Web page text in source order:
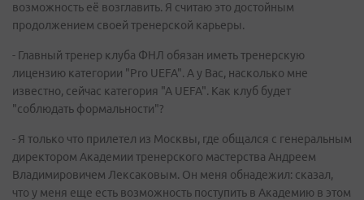
возможность её возглавить. Я считаю это достойным
продолжением своей тренерской карьеры.
- Главный тренер клуба ФНЛ обязан иметь тренерскую
лицензию категории "Pro UEFA". А у Вас, насколько мне
известно, сейчас категория "А UEFA". Как клуб будет
"соблюдать формальности"?
- Я только что прилетел из Москвы, где общался с генеральным
директором Академии тренерского мастерства Андреем
Владимировичем Лексаковым. Он меня обнадежил: сказал,
что у меня еще есть возможность поступить в Академию в этом